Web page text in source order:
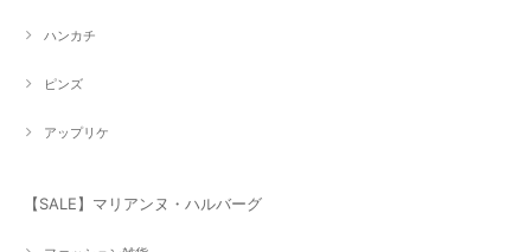
ハンカチ
ピンズ
アップリケ
【SALE】マリアンヌ・ハルバーグ